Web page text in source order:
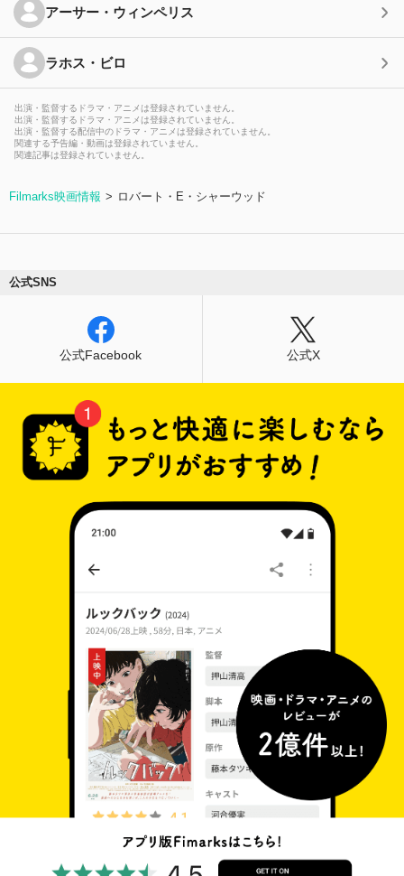
アーサー・ウィンペリス
ラホス・ビロ
出演・監督するドラマ・アニメは登録されていません。
出演・監督するドラマ・アニメは登録されていません。
出演・監督する配信中のドラマ・アニメは登録されていません。
関連する予告編・動画は登録されていません。
関連記事は登録されていません。
Filmarks映画情報 ロバート・E・シャーウッド
公式SNS
公式Facebook 公式X